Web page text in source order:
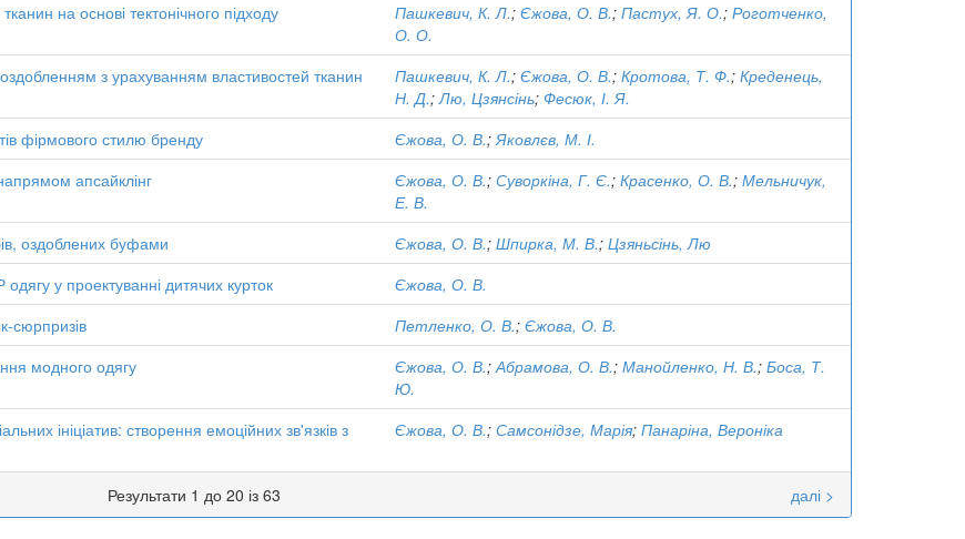
на основі тектонічного підходу Пашкевич, К. Л.; Єжова, О. В.; Пастух, Я. О.; Роготченко,
О. О.
з урахуванням властивостей тканин Пашкевич, К. Л.; Єжова, О. В.; Кротова, Т. Ф.; Креденець,
Н. Д.;Лю, Цзянсінь; Фесюк, І. Я.
фірмового стилю бренду Єжова, О. В.;Яковлєв, М. І.
апсайклінг Єжова, О. В.; Суворкіна, Г. Є.; Красенко, О. В.; Мельничук,
Е. В.
оздоблених буфами Єжова, О. В.; Шпирка, М. В.; Цзяньсінь, Лю
у проектуванні дитячих курток
Єжова, О. В.
сюрпризів Петленко, О. В.; Єжова, О. В.
модного одягу Єжова, О. В.;Абрамова, О. В.; Манойленко, Н. В.; Боса, Т.
Ю.
ініціатив: створення емоційних зв'язків з
Єжова, О. В.; Самсонідзе, Марія; Панаріна, Вероніка
Результати 1 до 20 із 63 далі >